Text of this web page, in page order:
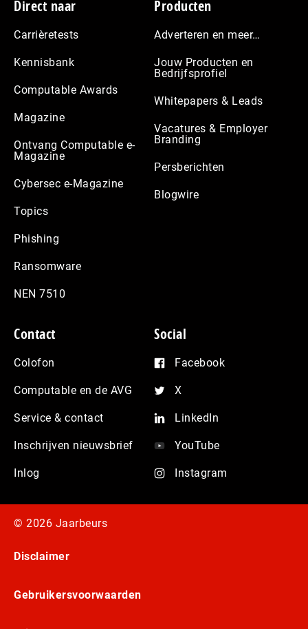
Footer
Direct naar
Carrièretests
Kennisbank
Computable Awards
Magazine
Ontvang Computable e-
Magazine
Cybersec e-Magazine
Topics
Phishing
Ransomware
NEN 7510
Producten
Adverteren en meer…
Jouw Producten en
Bedrijfsprofiel
Whitepapers & Leads
Vacatures & Employer
Branding
Persberichten
Blogwire
Contact
Colofon
Computable en de AVG
Service & contact
Inschrijven nieuwsbrief
Inlog
Social
Facebook
X
LinkedIn
YouTube
Instagram
© 2026 Jaarbeurs
Disclaimer
Gebruikersvoorwaarden